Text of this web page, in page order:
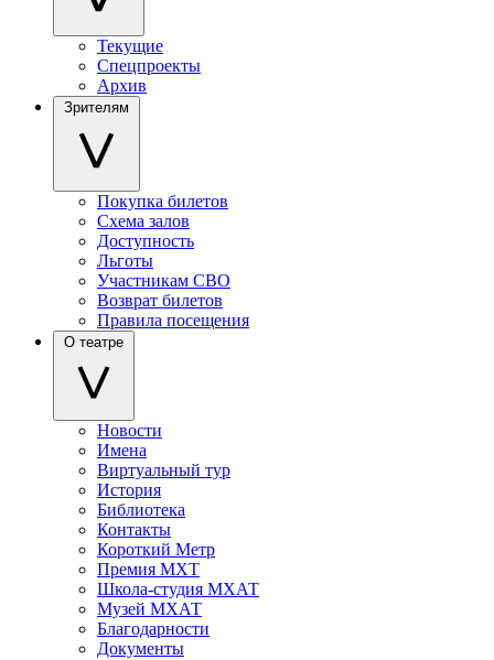
Текущие
Спецпроекты
Архив
Зрителям
Покупка билетов
Схема залов
Доступность
Льготы
Участникам СВО
Возврат билетов
Правила посещения
О театре
Новости
Имена
Виртуальный тур
История
Библиотека
Контакты
Короткий Метр
Премия МХТ
Школа-студия МХАТ
Музей МХАТ
Благодарности
Документы